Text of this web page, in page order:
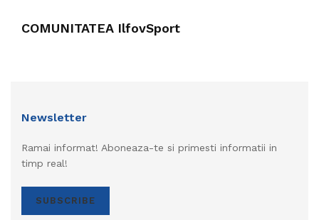
COMUNITATEA IlfovSport
Newsletter
Ramai informat! Aboneaza-te si primesti informatii in
timp real!
SUBSCRIBE